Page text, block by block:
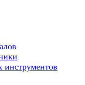
инструментов